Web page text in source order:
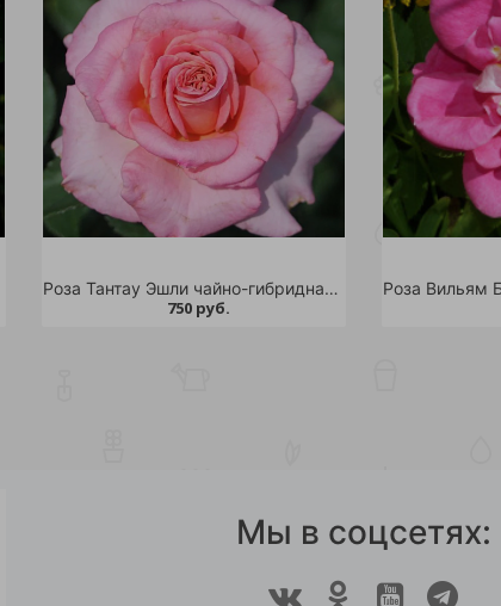
Роза Тантау Эшли чайно-гибридная 1шт
750 руб.
Мы в соцсетях: